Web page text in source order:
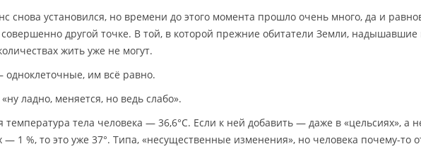
снова установился, но времени до этого момента прошло очень много, да и
другой точке. В той, в которой прежние обитатели Земли, надышавшие
жить уже не могут.
им всё равно.
ладно, меняется, но ведь слабо».
температура тела человека — 36,6°C. Если к ней добавить — даже в «цельсиях», а
— 1 %, то это уже 37°. Типа, «несущественные изменения», но человека почему-то